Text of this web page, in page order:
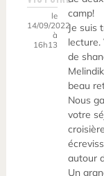
le
14/09/2022
à
16h13
camp!
Je suis
lecture.
de
beau
Nous
votre
autour
Un